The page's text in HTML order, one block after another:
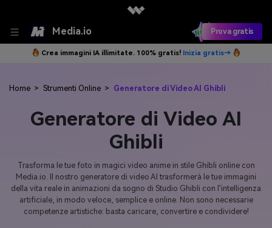
Media.io Prova gratis
Crea immagini IA illimitate. 100% gratis! Inizia gratis→
Home > Strumenti Online > Generatore di Video AI Ghibli
Generatore di Video AI
Ghibli
Trasforma le tue foto in magici video anime in stile Ghibli online con
Media.io. Il nostro generatore di video AI trasformerà le tue immagini
della vita reale in animazioni da sogno di Studio Ghibli con l'intelligenza
artificiale, in modo veloce, semplice e online. Non sono necessarie
competenze artistiche: basta caricare, convertire e condividere!